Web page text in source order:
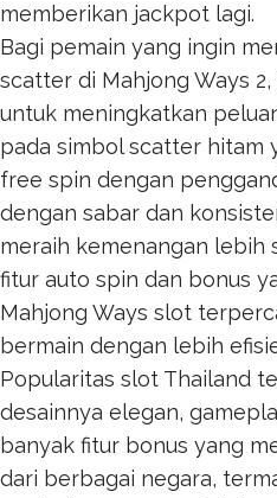
memberikan jackpot lagi.
Bagi pemain yang ingin
scatter di Mahjong Ways
untuk meningkatkan
pada simbol scatter hitam
free spin dengan
dengan sabar dan
meraih kemenangan lebih
fitur auto spin dan bonus
Mahjong Ways slot
bermain dengan lebih
Popularitas slot Thailand
desainnya elegan,
banyak fitur bonus yang
dari berbagai negara,